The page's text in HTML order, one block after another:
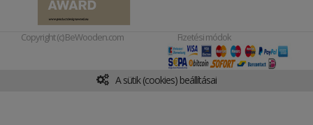
Copyright (c) BeWooden.com Fizetési módok
A sütik (cookies) beállításai